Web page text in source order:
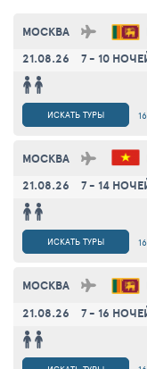
МОСКВА
21.08.26
7 - 10
ИСКАТЬ ТУРЫ
МОСКВА
21.08.26
7 - 14
ИСКАТЬ ТУРЫ
МОСКВА
21.08.26
7 - 16